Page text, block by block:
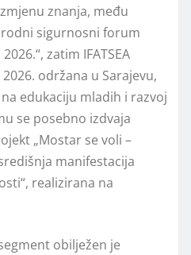
znanja, među
sigurnosni forum
zatim IFATSEA
održana u Sarajevu,
edukaciju mladih i razvoj
se posebno izdvaja
„Mostar se voli –
manifestacija
realizirana na
obilježen je